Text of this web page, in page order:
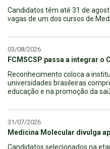
Candidatos têm até 31 de
vagas de um dos cursos de
03/08/2026
FCMSCSP passa a integrar o
Reconhecimento coloca a
universidades brasileiras
educação e na promoção da
31/07/2026
Medicina Molecular divulga
Candidatos selecionados na